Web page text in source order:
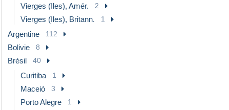
Vierges (Iles), Amér. 2
Vierges (Iles), Britann. 1
Argentine 112
Bolivie 8
Brésil 40
Curitiba 1
Maceió 3
Porto Alegre 1